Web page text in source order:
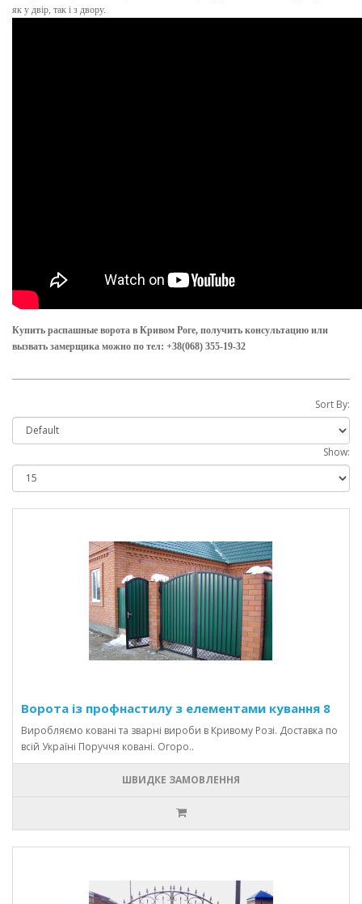
як у двір, так і з двору.
Купить распашные ворота в Кривом Роге, получить консультацию или
вызвать замерщика можно по тел: +38(068) 355-19-32
Sort By:
Show:
Ворота із профнастилу з елементами кування 8
Виробляємо ковані та зварні вироби в Кривому Розі. Доставка по
всій Україні Поруччя ковані. Огоро..
ШВИДКЕ ЗАМОВЛЕННЯ